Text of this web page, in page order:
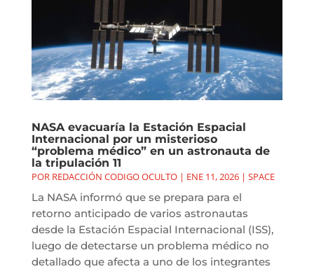
NASA evacuaría la Estación Espacial
Internacional por un misterioso
“problema médico” en un astronauta de
la tripulación 11
POR REDACCIÓN CODIGO OCULTO| ENE 11, 2026| SPACE
La NASA informó que se prepara para el
retorno anticipado de varios astronautas
desde la Estación Espacial Internacional (ISS),
luego de detectarse un problema médico no
detallado que afecta a uno de los integrantes